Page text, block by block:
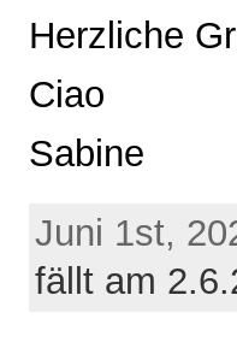
Herzliche
Ciao
Sabine
Juni 1st,
fällt am